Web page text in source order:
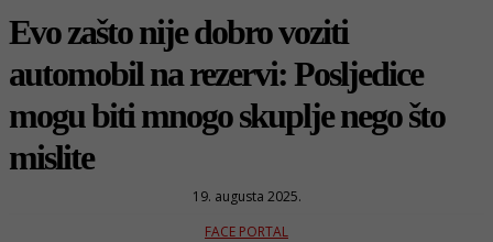
Evo zašto nije dobro voziti
automobil na rezervi: Posljedice
mogu biti mnogo skuplje nego što
mislite
19. augusta 2025.
FACE PORTAL